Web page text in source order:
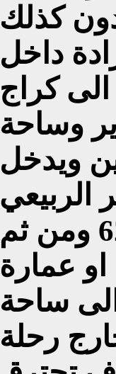
كذلك
داخل
كراج
وساحة
ويدخل
الربيعي
الى ساحة الواثق وشارع 62 ومن ثم
عمارة
ساحة
رحلة